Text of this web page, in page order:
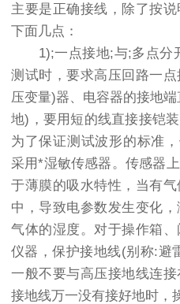
主要是正确接线，除了按
下面几点：
1);一点接地;与;多点分
测试时，要求高压回路一
压变量)器、电容器的接地
地)，要用短的线直接接铠
为了保证测试波形的标准
采用*湿敏传感器。传感器
于薄膜的吸水特性，当有
中，导致电参数发生变化
气体的湿度。对于操作箱
仪器，保护接地线(别称:避
一般不要与高压接地线连
接地线万一没有接好地时，